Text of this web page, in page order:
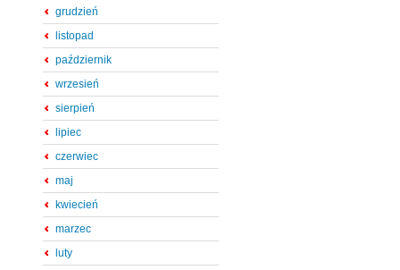
grudzień
listopad
październik
wrzesień
sierpień
lipiec
czerwiec
maj
kwiecień
marzec
luty